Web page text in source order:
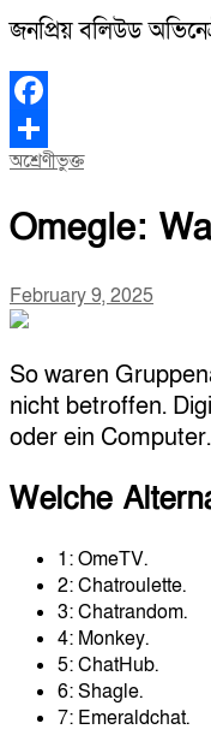
জনপ্রিয় বলিউড
Facebook
Share
অশ্রেণীভুক্ত
Omegle:
February 9, 2025
So waren
nicht betroffen.
oder ein
Welche
1: OmeTV.
2: Chatroulette.
3: Chatrandom.
4: Monkey.
5: ChatHub.
6: Shagle.
7: Emeraldchat.